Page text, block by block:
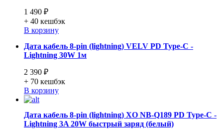
1 490 ₽
+ 40 кешбэк
В корзину
Дата кабель 8-pin (lightning) VELV PD Type-C -
Lightning 30W 1м
2 390 ₽
+ 70 кешбэк
В корзину
Дата кабель 8-pin (lightning) XO NB-Q189 PD Type-C -
Lightning 3A 20W быстрый заряд (белый)